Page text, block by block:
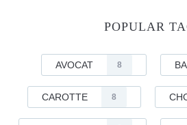
POPULAR
AVOCAT 8
CAROTTE 8